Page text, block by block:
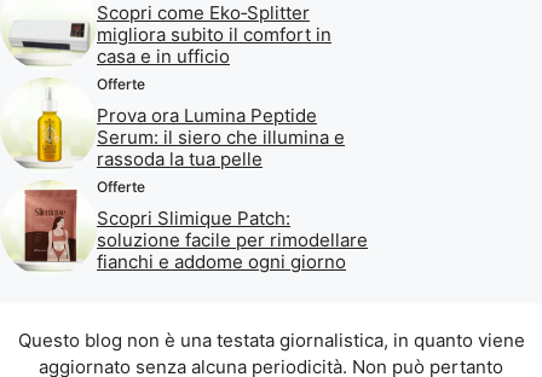
Scopri come Eko‑Splitter
migliora subito il comfort in
casa e in ufficio
Offerte
Prova ora Lumina Peptide
Serum: il siero che illumina e
rassoda la tua pelle
Offerte
Scopri Slimique Patch:
soluzione facile per rimodellare
fianchi e addome ogni giorno
Questo blog non è una testata giornalistica, in quanto viene
aggiornato senza alcuna periodicità. Non può pertanto